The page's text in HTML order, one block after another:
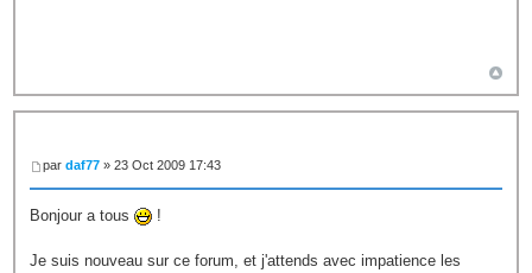
pardaf77 » 23 Oct 2009 17:43
Bonjour a tous !
Je suis nouveau sur ce forum, et j'attends avec impatience les